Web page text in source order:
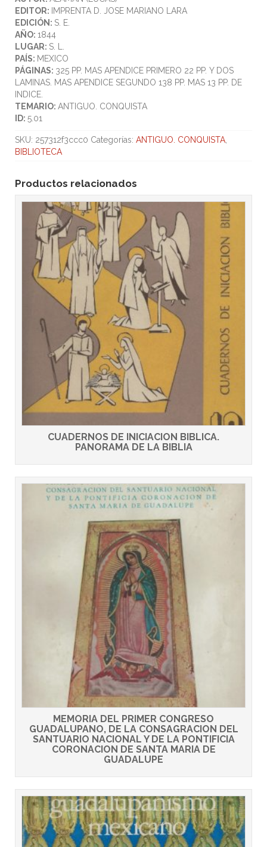
EDITOR: IMPRENTA D. JOSE MARIANO LARA
EDICIÓN: S. E.
AÑO: 1844
LUGAR: S. L.
PAÍS: MEXICO
PÁGINAS: 325 PP. MAS APENDICE PRIMERO 22 PP. Y DOS
LAMINAS. MAS APENDICE SEGUNDO 138 PP. MAS 13 PP. DE
INDICE.
TEMARIO: ANTIGUO. CONQUISTA
ID: 5.01
SKU: 257312f3ccc0 Categorías: ANTIGUO. CONQUISTA
BIBLIOTECA
Productos relacionados
CUADERNOS DE INICIACION BIBLICA.
PANORAMA DE LA BIBLIA
MEMORIA DEL PRIMER CONGRESO
GUADALUPANO, DE LA CONSAGRACION DEL
SANTUARIO NACIONAL Y DE LA PONTIFICIA
CORONACION DE SANTA MARIA DE
GUADALUPE